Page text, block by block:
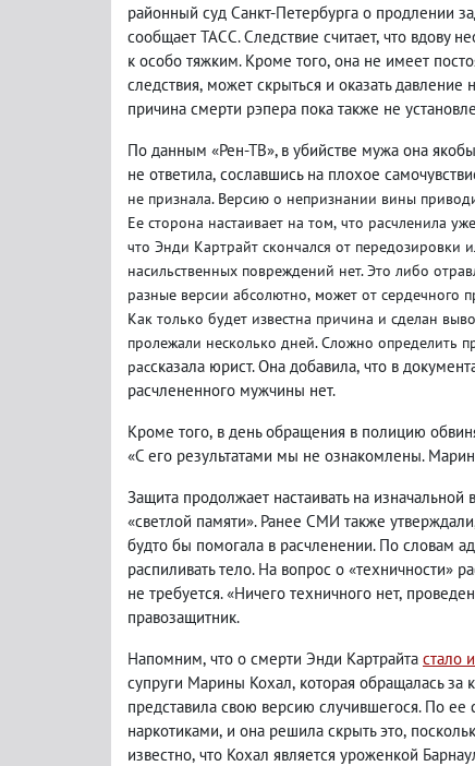
районный суд Санкт-Петербурга о продлении
сообщает ТАСС. Следствие считает, что вдову
к особо тяжким. Кроме того, она не имеет
следствия, может скрыться и оказать давление
причина смерти рэпера пока также не
По данным «Рен-ТВ», в убийстве мужа она
не ответила, сославшись на плохое
не признала. Версию о непризнании вины
Ее сторона настаивает на том, что расчленила
что Энди Картрайт скончался от передозировки
насильственных повреждений нет. Это либо
разные версии абсолютно, может от сердечного
Как только будет известна причина и сделан
пролежали несколько дней. Сложно определить
рассказала юрист. Она добавила, что в
расчлененного мужчины нет.
Кроме того, в день обращения в полицию
«С его результатами мы не ознакомлены.
Защита продолжает настаивать на
«светлой памяти». Ранее СМИ также утверждали
будто бы помогала в расчленении. По словам
распиливать тело. На вопрос о «техничности»
не требуется. «Ничего техничного нет,
правозащитник.
Напомним, что о смерти Энди Картрайта стало
супруги Марины Кохал, которая обращалась за
представила свою версию случившегося. По ее
наркотиками, и она решила скрыть это,
известно, что Кохал является уроженкой